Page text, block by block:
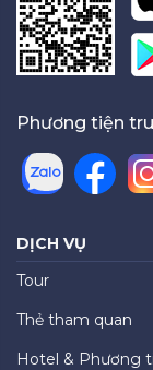
Phương tiện
DỊCH VỤ
Tour
Thẻ tham quan
Hotel & Phương